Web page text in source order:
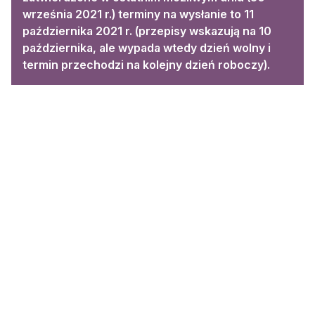
września 2021 r.) terminy na wysłanie to 11
października 2021 r. (przepisy wskazują na 10
października, ale wypada wtedy dzień wolny i
termin przechodzi na kolejny dzień roboczy).